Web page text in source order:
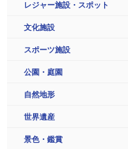
レジャー施設・スポット
文化施設
スポーツ施設
公園・庭園
自然地形
世界遺産
景色・鑑賞